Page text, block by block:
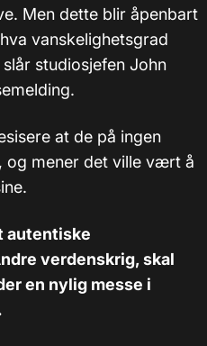
Men dette blir åpenbart
vanskelighetsgrad
studiosjefen John
at de på ingen
og mener det ville vært å
autentiske
verdenskrig, skal
en nylig messe i